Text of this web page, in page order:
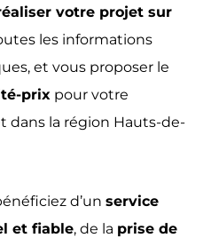
votre projet sur
les informations
et vous proposer le
prixpour votre
dans la région Hauts-de-
d’un service
et fiable, de la prise de